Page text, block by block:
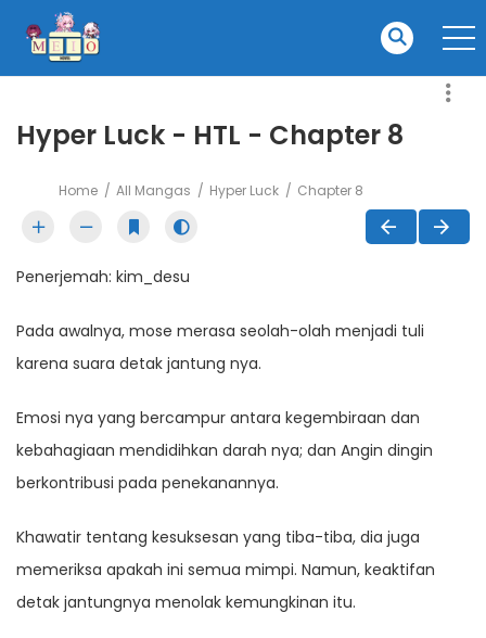
Hyper Luck - HTL - Chapter 8
Home All Mangas Hyper Luck Chapter 8
Penerjemah: kim_desu
Pada awalnya, mose merasa seolah-olah menjadi tuli
karena suara detak jantung nya.
Emosi nya yang bercampur antara kegembiraan dan
kebahagiaan mendidihkan darah nya; dan Angin dingin
berkontribusi pada penekanannya.
Khawatir tentang kesuksesan yang tiba-tiba, dia juga
memeriksa apakah ini semua mimpi. Namun, keaktifan
detak jantungnya menolak kemungkinan itu.